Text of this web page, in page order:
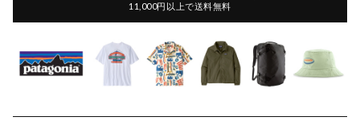
11,000円以上で送料無料